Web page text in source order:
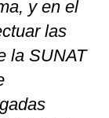
y en el
las
la SUNAT